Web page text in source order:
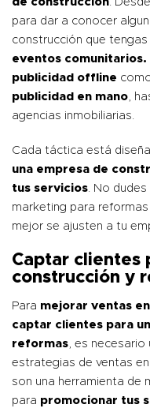
para dar a conocer
construcción que
eventos comunitarios.
publicidad offline
publicidad en mano ,
agencias inmobiliarias.
Cada táctica está
una empresa de
tus servicios . No
marketing para
mejor se ajusten a tu
Captar clientes
construcción y
Para mejorar ventas
captar clientes para
reformas , es
estrategias de ventas
son una herramienta de
para promocionar tus